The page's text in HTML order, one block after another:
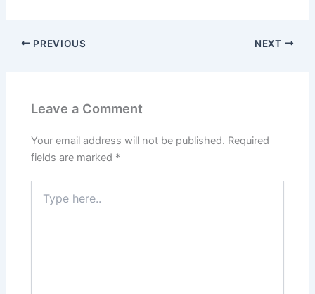
PREVIOUS NEXT
Leave a Comment
Your email address will not be published. Required
fields are marked *
here..